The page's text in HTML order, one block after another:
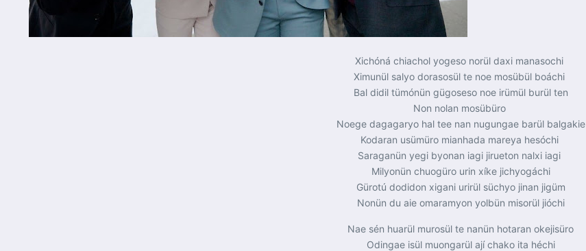
Xichóná chiachol yogeso norül daxi manasochi
Ximunül salyo dorasosül te noe mosübül boáchi
Bal didil tümónün gügoseso noe irümül burül ten
Non nolan mosübüro
Noege dagagaryo hal tee nan nugungae barül balgakie
Kodaran usümüro mianhada mareya hesóchi
Saraganün yegi byonan iagi jirueton nalxi iagi
Milyonün chuogüro urin xíke jichyogáchi
Gürotú dodidon xigani urirül süchyo jinan jigüm
Nonün du aie omaramyon yolbün misorül jióchi
Nae sén huarül murosül te nanün hotaran okejisüro
Odingae isül muongarül ají chako ita héchi